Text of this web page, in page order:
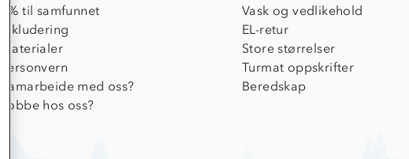
1% til samfunnet
Inkludering
Materialer
Personvern
Samarbeide med oss?
Jobbe hos oss?
Vask og vedlikehold
EL-retur
Store størrelser
Turmat oppskrifter
Beredskap